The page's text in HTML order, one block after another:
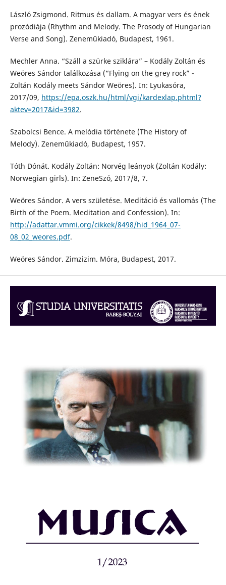
László Zsigmond. Ritmus és dallam. A magyar vers és ének
prozódiája (Rhythm and Melody. The Prosody of Hungarian
Verse and Song). Zeneműkiadó, Budapest, 1961.
Mechler Anna. “Száll a szürke sziklára” – Kodály Zoltán és
Weöres Sándor találkozása (“Flying on the grey rock” -
Zoltán Kodály meets Sándor Weöres). In: Lyukasóra,
2017/09, https://epa.oszk.hu/html/vgi/kardexlap.phtml?
aktev=2017&id=3982.
Szabolcsi Bence. A melódia története (The History of
Melody). Zeneműkiadó, Budapest, 1957.
Tóth Dónát. Kodály Zoltán: Norvég leányok (Zoltán Kodály:
Norwegian girls). In: ZeneSzó, 2017/8, 7.
Weöres Sándor. A vers születése. Meditáció és vallomás (The
Birth of the Poem. Meditation and Confession). In:
http://adattar.vmmi.org/cikkek/8498/hid_1964_07-
08_02_weores.pdf.
Weöres Sándor. Zimzizim. Móra, Budapest, 2017.